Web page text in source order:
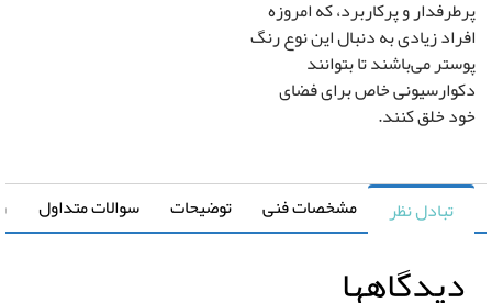
سیاه و سفید تغییر سایز توسط طراح
رونیا
چپ به راست
مساحت
قیمت کل
و پرکاربرد، که امروزه
زیادی به دنبال این نوع رنگ
می‌باشند تا بتوانند
خاص برای فضای
خلق کنند.
تبادل نظر مشخصات فنی توضیحات سوالات متداول